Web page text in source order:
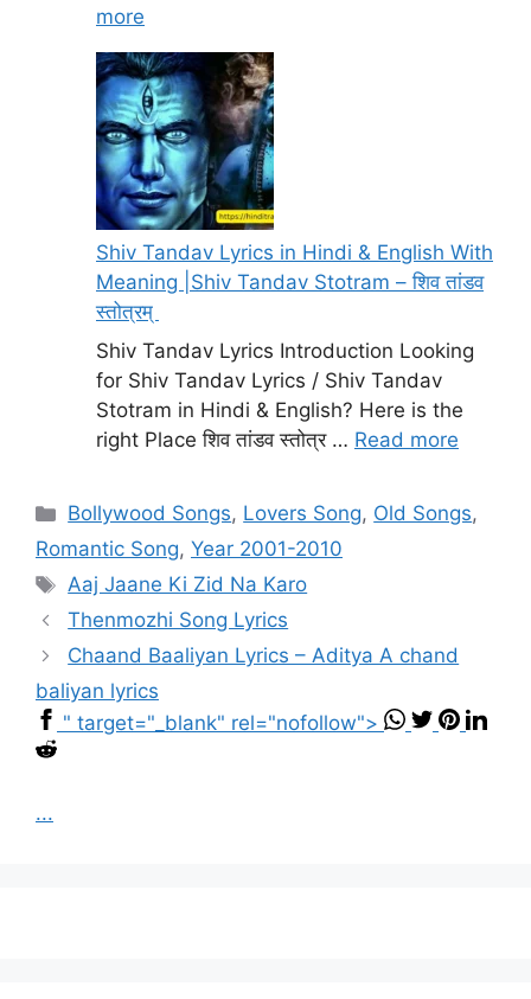
more
Shiv Tandav Lyrics in Hindi & English With
Meaning |Shiv Tandav Stotram – शिव तांडव
स्तोत्रम्
Shiv Tandav Lyrics Introduction Looking
for Shiv Tandav Lyrics / Shiv Tandav
Stotram in Hindi & English? Here is the
right Place शिव तांडव स्तोत्र … Read more
Categories
Bollywood Songs, Lovers Song, Old Songs,
Romantic Song, Year 2001-2010
Tags
Aaj Jaane Ki Zid Na Karo
Thenmozhi Song Lyrics
Chaand Baaliyan Lyrics – Aditya A chand
baliyan lyrics
" target="_blank" rel="nofollow">
...